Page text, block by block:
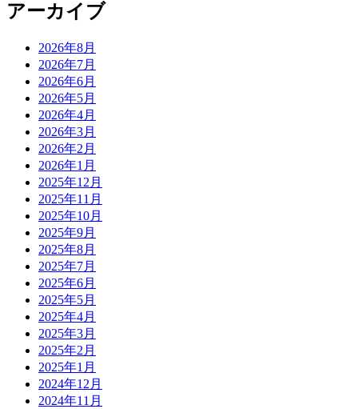
アーカイブ
2026年8月
2026年7月
2026年6月
2026年5月
2026年4月
2026年3月
2026年2月
2026年1月
2025年12月
2025年11月
2025年10月
2025年9月
2025年8月
2025年7月
2025年6月
2025年5月
2025年4月
2025年3月
2025年2月
2025年1月
2024年12月
2024年11月